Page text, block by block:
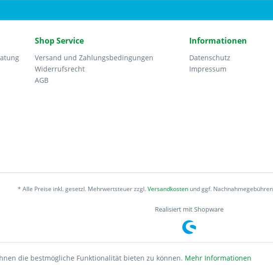
Shop Service
Versand und Zahlungsbedingungen
Widerrufsrecht
AGB
Informationen
Datenschutz
Impressum
* Alle Preise inkl. gesetzl. Mehrwertsteuer zzgl.Versandkostenund ggf.
Realisiert mit Shopware
die bestmögliche Funktionalität bieten zu können. Mehr Informationen